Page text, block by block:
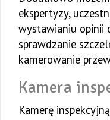
ekspertyzy,
wystawianiu opinii
sprawdzanie
kamerowanie
Kamera
Kamerę